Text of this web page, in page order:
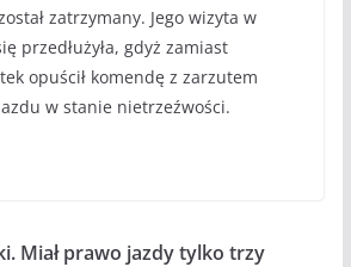
zatrzymany. Jego wizyta w
przedłużyła, gdyż zamiast
opuścił komendę z zarzutem
w stanie nietrzeźwości.
Miał prawo jazdy tylko trzy